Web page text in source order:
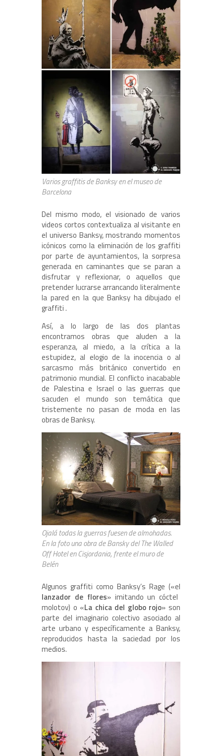
Varios graffitis de Banksy en el museo de
Barcelona
Del mismo modo, el visionado de varios
videos cortos contextualiza al visitante en
el universo Banksy, mostrando momentos
icónicos como la eliminación de los graffiti
por parte de ayuntamientos, la sorpresa
generada en caminantes que se paran a
disfrutar y reflexionar, o aquellos que
pretender lucrarse arrancando literalmente
la pared en la que Banksy ha dibujado el
graffiti .
Así, a lo largo de las dos plantas
encontramos obras que aluden a la
esperanza, al miedo, a la crítica a la
estupidez, al elogio de la inocencia o al
sarcasmo más británico convertido en
patrimonio mundial. El conflicto inacabable
de Palestina e Israel o las guerras que
sacuden el mundo son temática que
tristemente no pasan de moda en las
obras de Banksy.
Ojalá todas la guerras fuesen de almohadas.
En la foto una obra de Bansky del The Walled
Off Hotel en Cisjordania, frente el muro de
Belén
Algunos graffiti como Banksy’s Rage («el
lanzador de flores» imitando un cóctel
molotov) o «La chica del globo rojo» son
parte del imaginario colectivo asociado al
arte urbano y específicamente a Banksy,
reproducidos hasta la saciedad por los
medios.